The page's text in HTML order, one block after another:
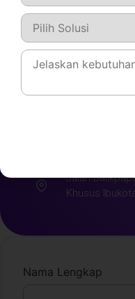
Daftar
Software
dan
Jalan
Khusus
Nama Lengkap